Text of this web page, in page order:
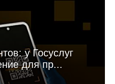
у Госуслуг
для пр...